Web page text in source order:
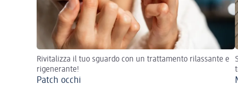
Rivitalizza il tuo sguardo con un trattamento rilassante e
rigenerante!
Patch occhi